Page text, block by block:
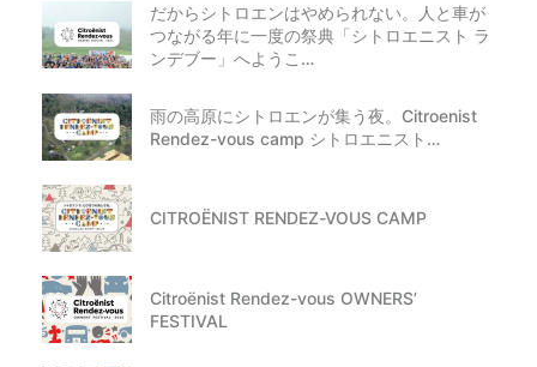
だからシトロエンはやめられない。人と車が
つながる年に一度の祭典「シトロエニスト ラ
ンデブー」へようこ…
雨の高原にシトロエンが集う夜。Citroenist
Rendez-vous camp シトロエニスト…
CITROËNIST RENDEZ-VOUS CAMP
Citroënist Rendez-vous OWNERS’
FESTIVAL